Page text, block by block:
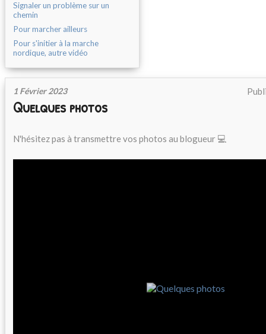
Signaler un problème sur un
chemin
Pour marcher ailleurs
Pour s'initier à la marche
nordique, autre vidéo
1 Février 2023
Quelques photos
N'hésitez pas à transmettre vos photos au blogueur 💻